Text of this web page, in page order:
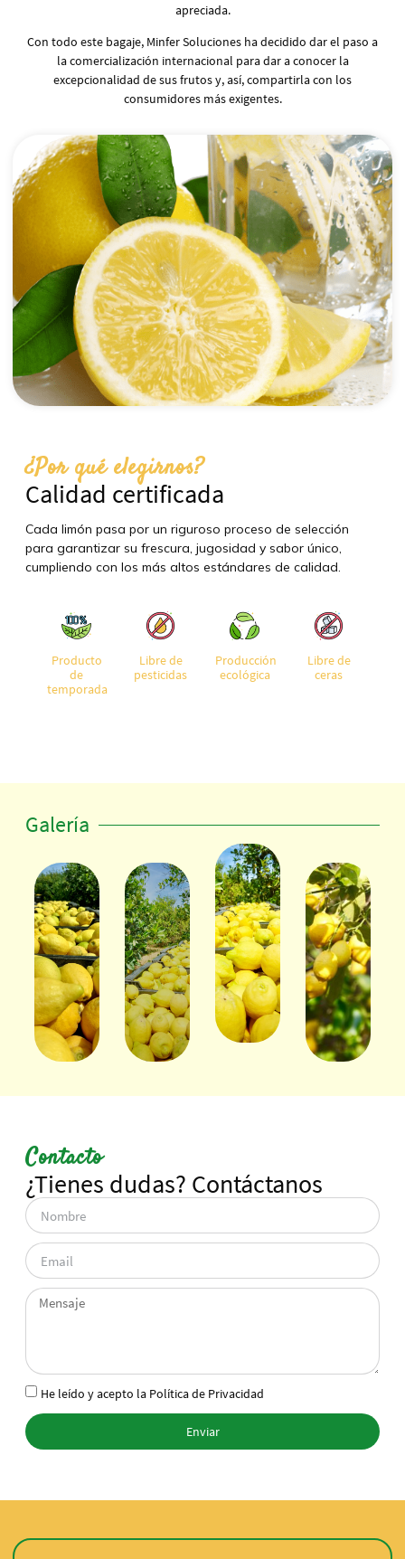
apreciada.
Con todo este bagaje, Minfer Soluciones ha decidido dar el paso a
la comercialización internacional para dar a conocer la
excepcionalidad de sus frutos y, así, compartirla con los
consumidores más exigentes.
¿Por qué elegirnos?
Calidad certificada
Cada limón pasa por un riguroso proceso de selección
para garantizar su frescura, jugosidad y sabor único,
cumpliendo con los más altos estándares de calidad.
Producto
de
temporada
Libre de
pesticidas
Producción
ecológica
Libre de
ceras
Galería
Contacto
¿Tienes dudas? Contáctanos
He leído y acepto la Política de Privacidad
Enviar